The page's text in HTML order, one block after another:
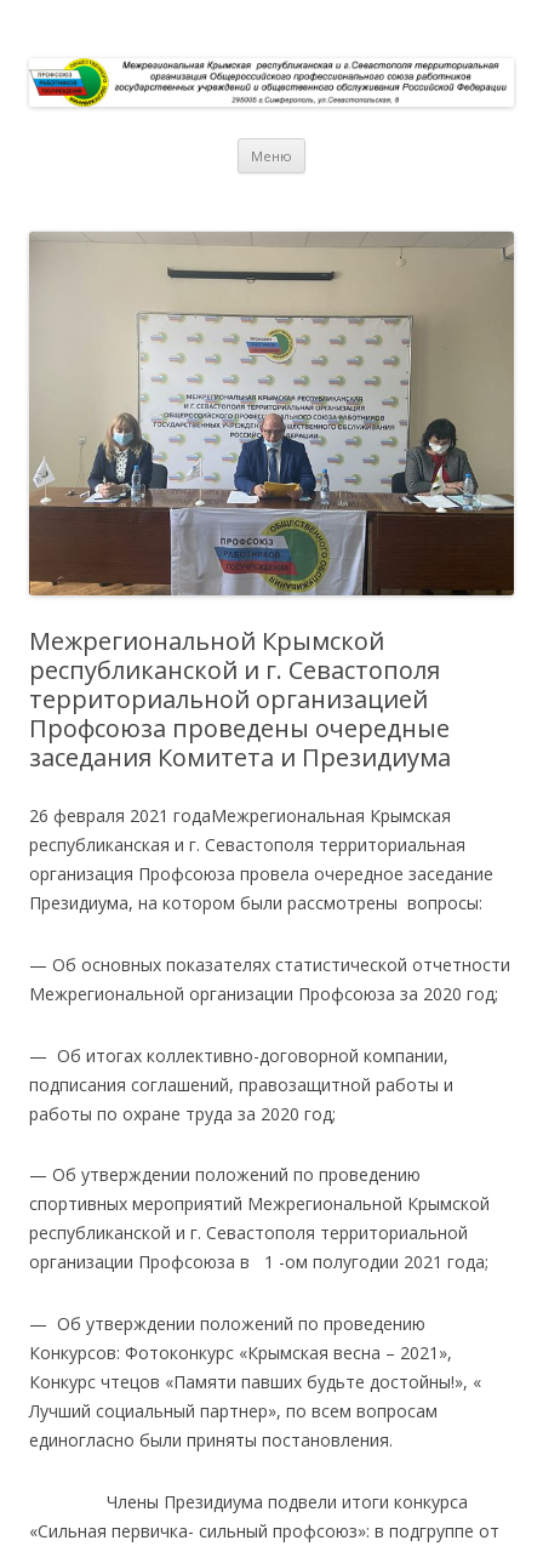
Меню
Межрегиональной Крымской
республиканской и г. Севастополя
территориальной организацией
Профсоюза проведены очередные
заседания Комитета и Президиума
26 февраля 2021 годаМежрегиональная Крымская
республиканская и г. Севастополя территориальная
организация Профсоюза провела очередное заседание
Президиума, на котором были рассмотрены вопросы:
— Об основных показателях статистической отчетности
Межрегиональной организации Профсоюза за 2020 год;
— Об итогах коллективно-договорной компании,
подписания соглашений, правозащитной работы и
работы по охране труда за 2020 год;
— Об утверждении положений по проведению
спортивных мероприятий Межрегиональной Крымской
республиканской и г. Севастополя территориальной
организации Профсоюза в 1 -ом полугодии 2021 года;
— Об утверждении положений по проведению
Конкурсов: Фотоконкурс «Крымская весна – 2021»,
Конкурс чтецов «Памяти павших будьте достойны!», «
Лучший социальный партнер», по всем вопросам
единогласно были приняты постановления.
Члены Президиума подвели итоги конкурса
«Сильная первичка- сильный профсоюз»: в подгруппе от